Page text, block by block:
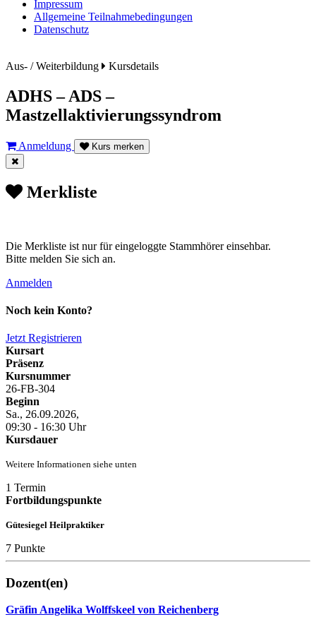
Impressum
Allgemeine Teilnahmebedingungen
Datenschutz
Aus- / Weiterbildung Kursdetails
ADHS – ADS –
Mastzellaktivierungssyndrom
Anmeldung Kurs merken
Merkliste
Die Merkliste ist nur für eingeloggte Stammhörer einsehbar.
Bitte melden Sie sich an.
Anmelden
Noch kein Konto?
Jetzt Registrieren
Kursart
Präsenz
Kursnummer
26-FB-304
Beginn
Sa., 26.09.2026,
09:30 - 16:30 Uhr
Kursdauer
Weitere Informationen siehe unten
1 Termin
Fortbildungspunkte
Gütesiegel Heilpraktiker
7 Punkte
Dozent(en)
Gräfin Angelika Wolffskeel von Reichenberg